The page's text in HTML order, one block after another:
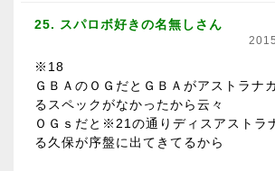
25. スパロボ好きの名無しさん
※18
ＧＢＡのＯＧだとＧＢＡがアストラナ
るスペックがなかったから云々
ＯＧｓだと※21の通りディスアストラ
る久保が序盤に出てきてるから